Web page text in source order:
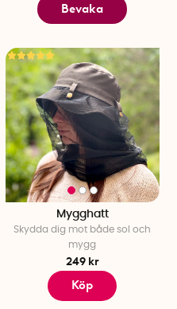
Bevaka
Mygghatt
Skydda dig mot både sol och
mygg
249 kr
Köp